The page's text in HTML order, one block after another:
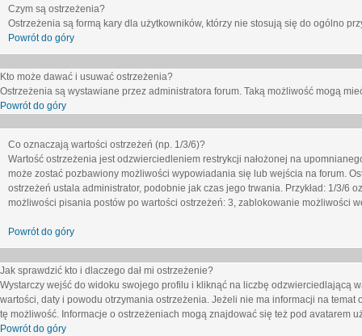
Czym są ostrzeżenia?
Ostrzeżenia są formą kary dla użytkowników, którzy nie stosują się do ogólno
Powrót do góry
Kto może dawać i usuwać ostrzeżenia?
Ostrzeżenia są wystawiane przez administratora forum. Taką możliwość mogą
Powrót do góry
Co oznaczają wartości ostrzeżeń (np. 1/3/6)?
Wartość ostrzeżenia jest odzwierciedleniem restrykcji nałożonej na
może zostać pozbawiony możliwości wypowiadania się lub wejścia na forum.
ostrzeżeń ustala administrator, podobnie jak czas jego trwania. Przykład: 1/3/6
możliwości pisania postów po wartości ostrzeżeń: 3, zablokowanie możliwości
Powrót do góry
Jak sprawdzić kto i dlaczego dał mi ostrzeżenie?
Wystarczy wejść do widoku swojego profilu i kliknąć na liczbę odzwierciedlającą
wartości, daty i powodu otrzymania ostrzeżenia. Jeżeli nie ma informacji na temat
tę możliwość. Informacje o ostrzeżeniach mogą znajdować się też pod avatarem
Powrót do góry